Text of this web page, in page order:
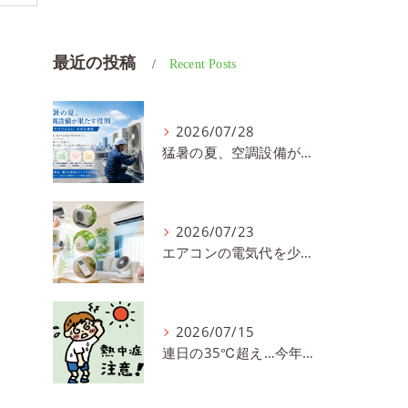
最近の投稿 Recent Posts
2026/07/28
猛暑の夏、空調設備が果たす役割 ～快適さだけではない、大切な使命～／東亜冷熱株式会社 川越市 求人
2026/07/23
エアコンの電気代を少しでも抑えるコツ！暑い夏を快適＆お得に過ごしましょう／東亜冷熱株式会社 川越市 求人
2026/07/15
連日の35℃超え…今年の夏も油断禁物！熱中症対策は万全ですか？／東亜冷熱株式会社 川越市 求人